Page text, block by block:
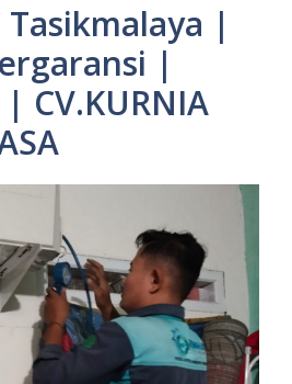
Tasikmalaya |
|
CV.KURNIA